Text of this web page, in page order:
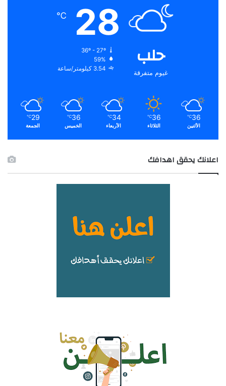
حلب
غيوم متفرقة
28
℃
36º - 27º
59%
3.54 كيلومتر/ساعة
36
℃
الأثنين
36
℃
الثلاثاء
34
℃
الأربعاء
36
℃
الخميس
29
℃
الجمعة
اعلانك يحقق اهدافك